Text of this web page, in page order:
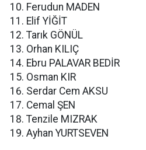
Ferudun MADEN
Elif YİĞİT
Tarık GÖNÜL
Orhan KILIÇ
Ebru PALAVAR BEDİR
Osman KIR
Serdar Cem AKSU
Cemal ŞEN
Tenzile MIZRAK
Ayhan YURTSEVEN